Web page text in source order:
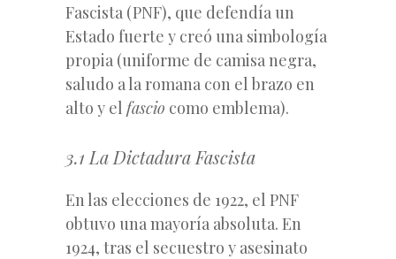
Fascista (PNF), que defendía un
Estado fuerte y creó una simbología
propia (uniforme de camisa negra,
saludo a la romana con el brazo en
alto y el fascio como emblema).
3.1 La Dictadura Fascista
En las elecciones de 1922, el PNF
obtuvo una mayoría absoluta. En
1924, tras el secuestro y asesinato